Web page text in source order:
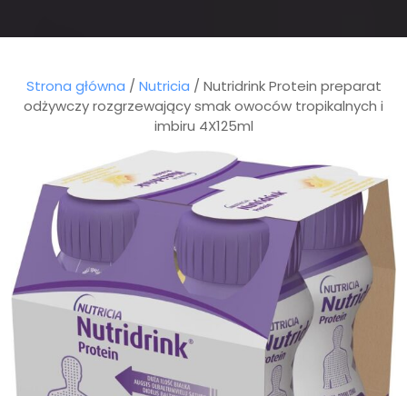
Strona główna / Nutricia / Nutridrink Protein preparat
odżywczy rozgrzewający smak owoców tropikalnych i
imbiru 4X125ml